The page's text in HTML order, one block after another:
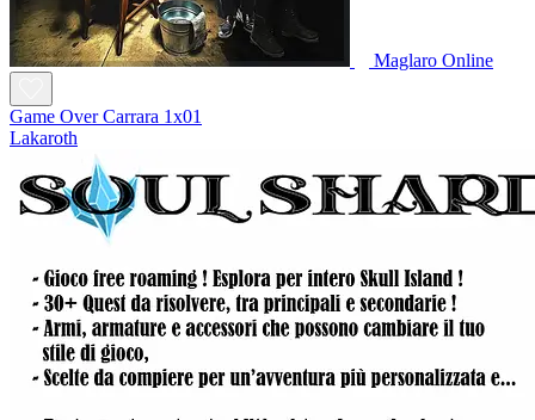
Maglaro Online
Game Over Carrara 1x01
Lakaroth